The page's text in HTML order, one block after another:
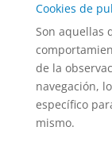
Cookies de
Son aquellas
de la
navegación,
específico
mismo.